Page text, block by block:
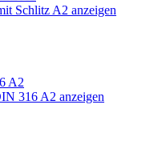
Schlitz A2 anzeigen
A2
316 A2 anzeigen